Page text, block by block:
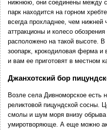
нижнюю, они соединены между
парк находится на горном
всегда прохладнее, чем нижней
аттракционы и колесо
расположено на такой высоте.
зоопарк, крокодиловая ферма
и вам ее приготовят в местном
Джанхотский бор
Возле села Дивноморское есть
реликтовой пицундской сосны.
смолы и шум моря внизу
умиротворяюще. А еще можно